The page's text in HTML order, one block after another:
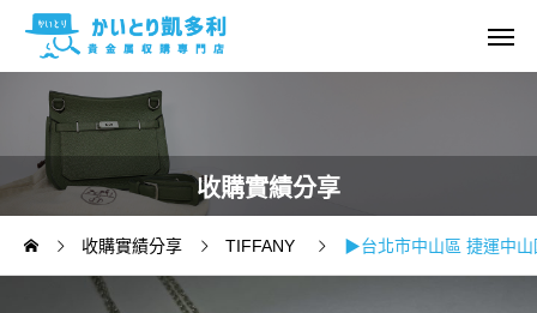
收購實績分享
收購實績分享 TIFFANY ▶台北市中山區 捷運中